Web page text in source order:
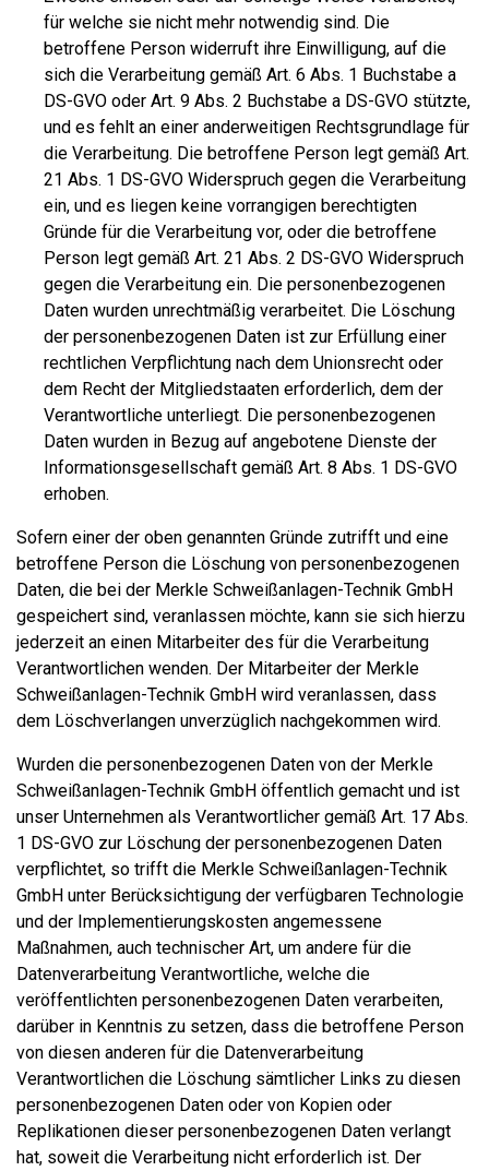
für welche sie nicht mehr notwendig sind. Die
betroffene Person widerruft ihre Einwilligung, auf die
sich die Verarbeitung gemäß Art. 6 Abs. 1 Buchstabe a
DS-GVO oder Art. 9 Abs. 2 Buchstabe a DS-GVO stützte,
und es fehlt an einer anderweitigen Rechtsgrundlage für
die Verarbeitung. Die betroffene Person legt gemäß Art.
21 Abs. 1 DS-GVO Widerspruch gegen die Verarbeitung
ein, und es liegen keine vorrangigen berechtigten
Gründe für die Verarbeitung vor, oder die betroffene
Person legt gemäß Art. 21 Abs. 2 DS-GVO Widerspruch
gegen die Verarbeitung ein. Die personenbezogenen
Daten wurden unrechtmäßig verarbeitet. Die Löschung
der personenbezogenen Daten ist zur Erfüllung einer
rechtlichen Verpflichtung nach dem Unionsrecht oder
dem Recht der Mitgliedstaaten erforderlich, dem der
Verantwortliche unterliegt. Die personenbezogenen
Daten wurden in Bezug auf angebotene Dienste der
Informationsgesellschaft gemäß Art. 8 Abs. 1 DS-GVO
erhoben.
Sofern einer der oben genannten Gründe zutrifft und eine
betroffene Person die Löschung von personenbezogenen
Daten, die bei der Merkle Schweißanlagen-Technik GmbH
gespeichert sind, veranlassen möchte, kann sie sich hierzu
jederzeit an einen Mitarbeiter des für die Verarbeitung
Verantwortlichen wenden. Der Mitarbeiter der Merkle
Schweißanlagen-Technik GmbH wird veranlassen, dass
dem Löschverlangen unverzüglich nachgekommen wird.
Wurden die personenbezogenen Daten von der Merkle
Schweißanlagen-Technik GmbH öffentlich gemacht und ist
unser Unternehmen als Verantwortlicher gemäß Art. 17 Abs.
1 DS-GVO zur Löschung der personenbezogenen Daten
verpflichtet, so trifft die Merkle Schweißanlagen-Technik
GmbH unter Berücksichtigung der verfügbaren Technologie
und der Implementierungskosten angemessene
Maßnahmen, auch technischer Art, um andere für die
Datenverarbeitung Verantwortliche, welche die
veröffentlichten personenbezogenen Daten verarbeiten,
darüber in Kenntnis zu setzen, dass die betroffene Person
von diesen anderen für die Datenverarbeitung
Verantwortlichen die Löschung sämtlicher Links zu diesen
personenbezogenen Daten oder von Kopien oder
Replikationen dieser personenbezogenen Daten verlangt
hat, soweit die Verarbeitung nicht erforderlich ist. Der